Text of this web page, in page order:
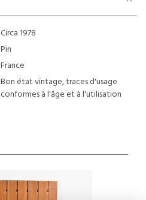
Circa 1978
Pin
France
Bon état vintage, traces d'usage
conformes à l'âge et à l'utilisation